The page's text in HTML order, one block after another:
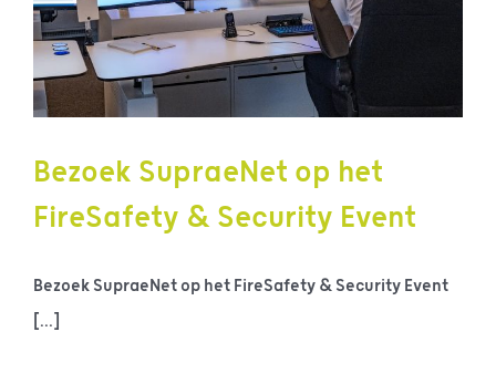
Bezoek SupraeNet op het
FireSafety & Security Event
Bezoek SupraeNet op het FireSafety & Security Event
[...]